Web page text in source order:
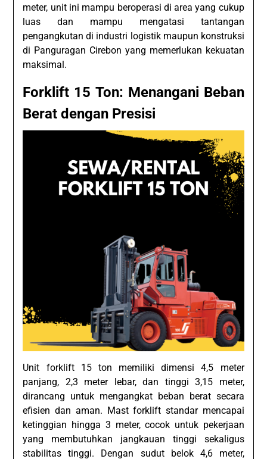
meter, unit ini mampu beroperasi di area yang cukup
luas dan mampu mengatasi tantangan
pengangkutan di industri logistik maupun konstruksi
di Panguragan Cirebon yang memerlukan kekuatan
maksimal.
Forklift 15 Ton: Menangani Beban
Berat dengan Presisi
Unit forklift 15 ton memiliki dimensi 4,5 meter
panjang, 2,3 meter lebar, dan tinggi 3,15 meter,
dirancang untuk mengangkat beban berat secara
efisien dan aman. Mast forklift standar mencapai
ketinggian hingga 3 meter, cocok untuk pekerjaan
yang membutuhkan jangkauan tinggi sekaligus
stabilitas tinggi. Dengan sudut belok 4,6 meter,